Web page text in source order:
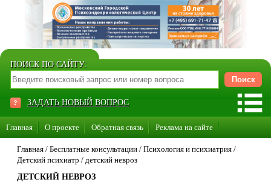
ПОИСК ПО САЙТУ:
ЗАДАТЬ НОВЫЙ ВОПРОС
Главная О проекте Обратная связь Реклама на сайте
Стать консультантом нашего сайта
Суперакция «Каждому врачу свой сайт»
Главная / Бесплатные консультации / Психология и психиатрия /
Детский психиатр / детский невроз
ДЕТСКИЙ НЕВРОЗ